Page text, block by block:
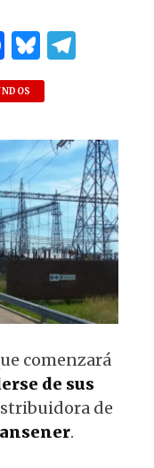
F
a
c
e
b
o
o
k
B
lu
es
k
y
g
ra
m
comenzará
de sus
de
.